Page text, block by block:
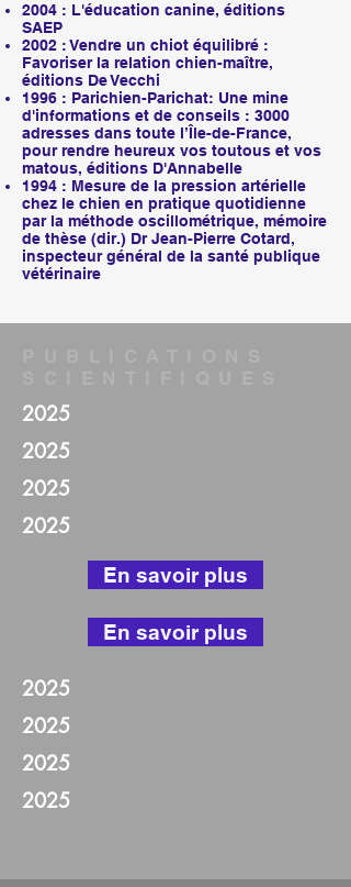
2004 : L'éducation canine, éditions
SAEP
2002 : Vendre un chiot équilibré :
Favoriser la relation chien-maître,
éditions De Vecchi
1996 : Parichien-Parichat: Une mine
d'informations et de conseils : 3000
adresses dans toute l’Île-de-France,
pour rendre heureux vos toutous et vos
matous, éditions D'Annabelle
1994 : Mesure de la pression artérielle
chez le chien en pratique quotidienne
par la méthode oscillométrique, mémoire
de thèse (dir.) Dr Jean-Pierre Cotard,
inspecteur général de la santé publique
vétérinaire
2025
2025
2025
2025
En savoir plus
En savoir plus
2025
2025
2025
2025